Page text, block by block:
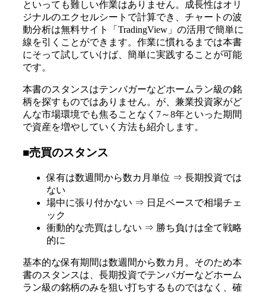
といっても難しい作業はありません。成長性はオリ
ジナルのエクセルシートで計算でき、チャートの波
動分析は無料サイト「TradingView」の活用で簡単に
線を引くことができます。作業に慣れるまでは本書
にそって試していけば、簡単に実践することが可能
です。
本書のスタンスはテンバガーなどホームラン級の銘
柄を探すものではありません。が、兼業投資家がど
んな市場環境でも焦ることなく7～8年といった期間
で資産を増やしていく方法も紹介します。
■売買のスタンス
保有は数週間から数カ月単位 ⇒ 長期投資では
ない
場中に張り付かない ⇒ 日足ベースで相場チェ
ック
衝動的な売買はしない ⇒ 勝ち負けは全て戦略
的に
基本的な保有期間は数週間から数カ月。そのため本
書のスタンスは、長期投資でテンバガーなどホーム
ラン級の銘柄のみを狙い打ちするものではなく、確